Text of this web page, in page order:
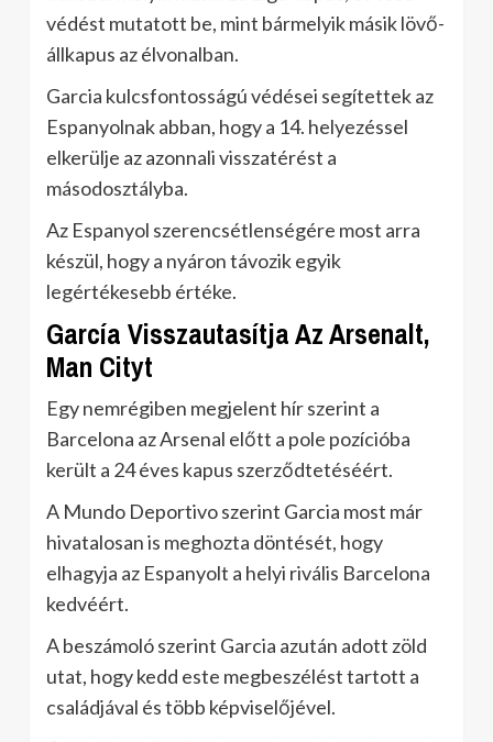
védést mutatott be, mint bármelyik másik lövő-
állkapus az élvonalban.
Garcia kulcsfontosságú védései segítettek az
Espanyolnak abban, hogy a 14. helyezéssel
elkerülje az azonnali visszatérést a
másodosztályba.
Az Espanyol szerencsétlenségére most arra
készül, hogy a nyáron távozik egyik
legértékesebb értéke.
García Visszautasítja Az Arsenalt,
Man Cityt
Egy nemrégiben megjelent hír szerint a
Barcelona az Arsenal előtt a pole pozícióba
került a 24 éves kapus szerződtetéséért.
A Mundo Deportivo szerint Garcia most már
hivatalosan is meghozta döntését, hogy
elhagyja az Espanyolt a helyi rivális Barcelona
kedvéért.
A beszámoló szerint Garcia azután adott zöld
utat, hogy kedd este megbeszélést tartott a
családjával és több képviselőjével.